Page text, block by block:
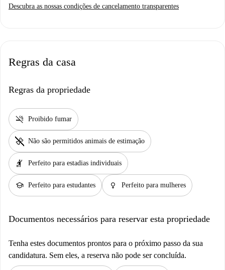
Descubra as nossas condições de cancelamento transparentes
Regras da casa
Regras da propriedade
smoke_free Proibido fumar
pet_supplies Não são permitidos animais de estimação
hail Perfeito para estadias individuais
school Perfeito para estudantes female Perfeito para mulheres
Documentos necessários para reservar esta propriedade
Tenha estes documentos prontos para o próximo passo da sua
candidatura. Sem eles, a reserva não pode ser concluída.